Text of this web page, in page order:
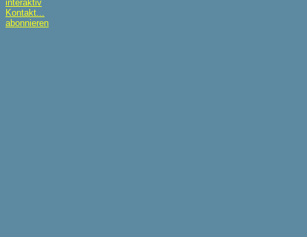
interaktiv
Kontakt...
abonnieren